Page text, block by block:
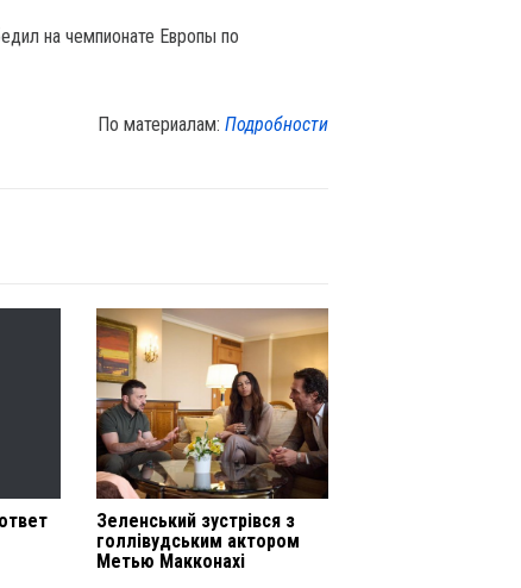
на чемпионате Европы по
По материалам:Подробности
Зеленський зустрівся з
голлівудським актором
Метью Макконахі